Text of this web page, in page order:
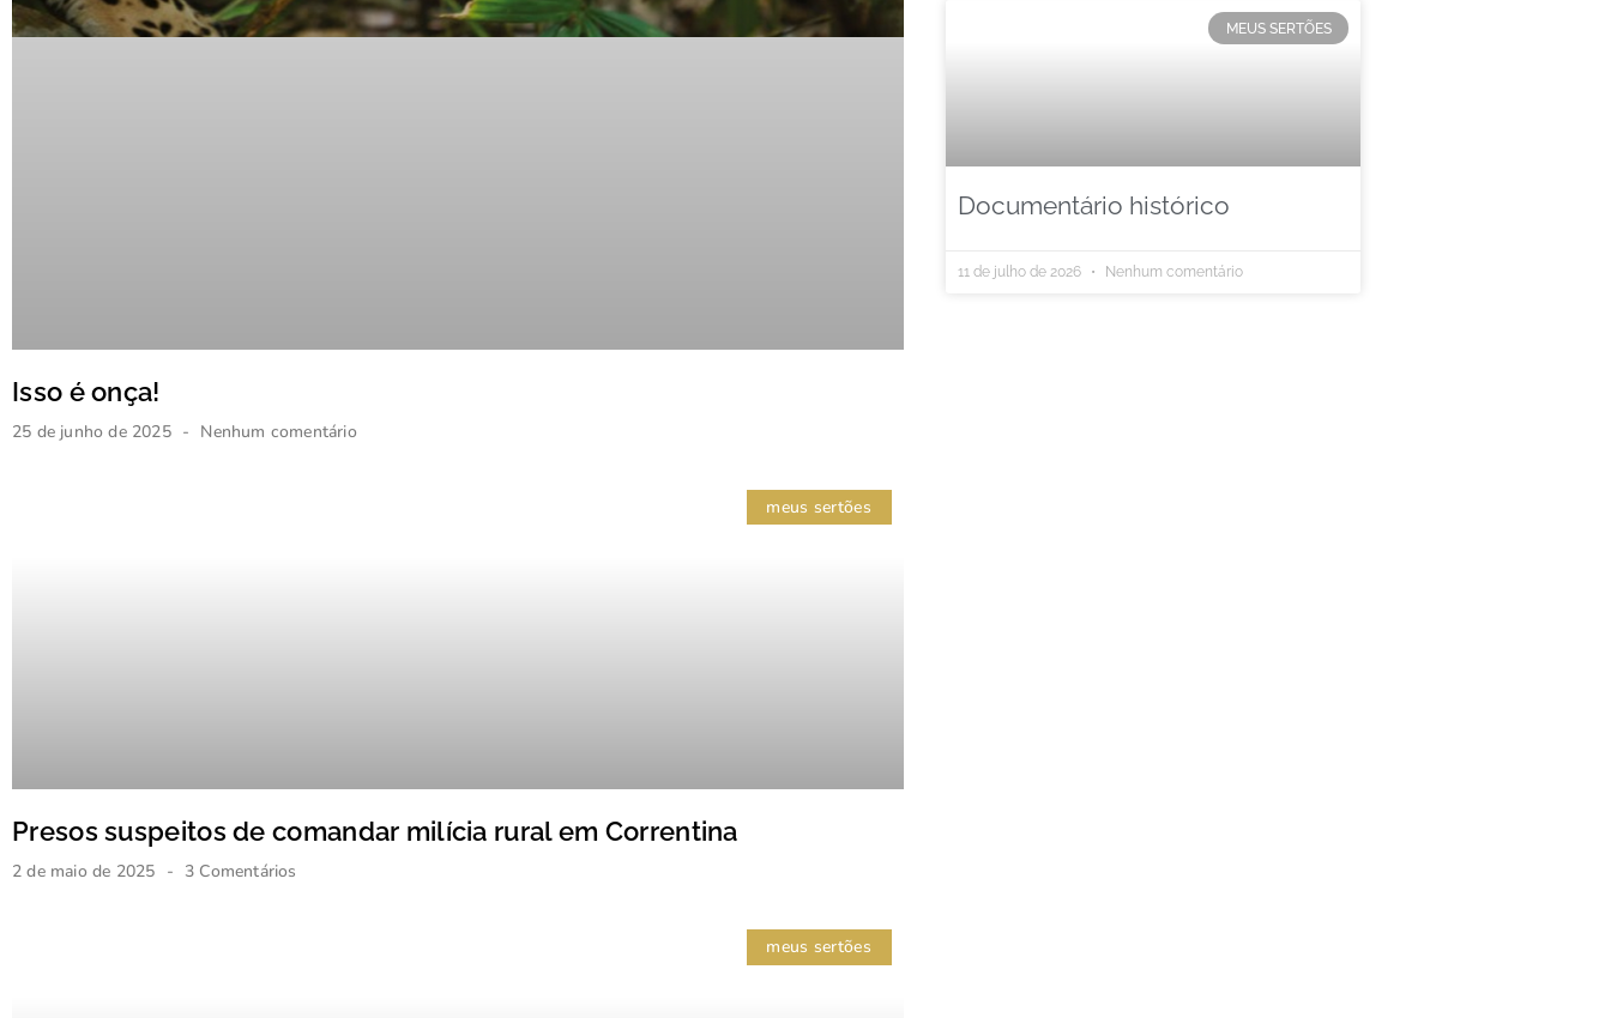
Isso é onça!
25 de junho de 2025 Nenhum comentário
meus sertões
Presos suspeitos de comandar milícia rural em Correntina
2 de maio de 2025 3 Comentários
meus sertões
MEUS SERTÕES
Documentário histórico
11 de julho de 2026 Nenhum comentário